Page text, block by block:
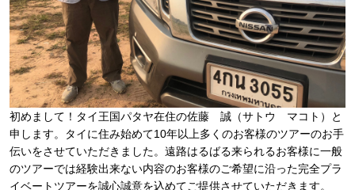
初めまして！タイ王国パタヤ在住の佐藤 誠（サトウ マコト）と
申します。タイに住み始めて10年以上多くのお客様のツアーのお手
伝いをさせていただきました。遠路はるばる来られるお客様に一般
のツアーでは経験出来ない内容のお客様のご希望に沿った完全プラ
イベートツアーを誠心誠意を込めてご提供させていただきます。